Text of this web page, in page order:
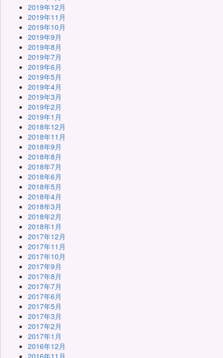
2019年12月
2019年11月
2019年10月
2019年9月
2019年8月
2019年7月
2019年6月
2019年5月
2019年4月
2019年3月
2019年2月
2019年1月
2018年12月
2018年11月
2018年9月
2018年8月
2018年7月
2018年6月
2018年5月
2018年4月
2018年3月
2018年2月
2018年1月
2017年12月
2017年11月
2017年10月
2017年9月
2017年8月
2017年7月
2017年6月
2017年5月
2017年3月
2017年2月
2017年1月
2016年12月